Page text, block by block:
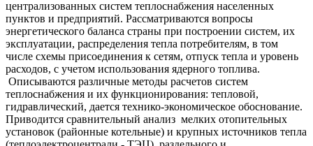
централизованных систем теплоснабжения населенных
пунктов и предприятий. Рассматриваются вопросы
энергетического баланса страны при построении систем, их
эксплуатации, распределения тепла потребителям, в том
числе схемы присоединения к сетям, отпуск тепла и уровень
расходов, с учетом использования ядерного топлива.
Описываются различные методы расчетов систем
теплоснабжения и их функционирования: тепловой,
гидравлический, дается технико-экономическое обоснование.
Приводится сравнительный анализ мелких отопительных
установок (районные котельные) и крупных источников тепла